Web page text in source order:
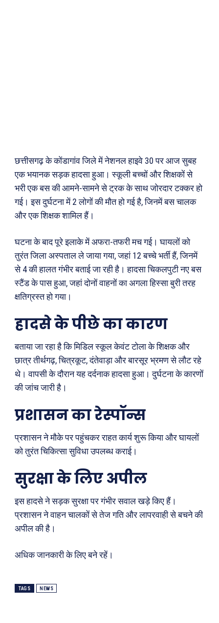
Type here...
छत्तीसगढ़ के कोंडागांव जिले में नेशनल हाइवे 30 पर आज सुबह
एक भयानक सड़क हादसा हुआ। स्कूली बच्चों और शिक्षकों से
भरी एक बस की आमने-सामने से ट्रक के साथ जोरदार टक्कर हो
गई। इस दुर्घटना में 2 लोगों की मौत हो गई है, जिनमें बस चालक
और एक शिक्षक शामिल हैं।
घटना के बाद पूरे इलाके में अफरा-तफरी मच गई। घायलों को
तुरंत जिला अस्पताल ले जाया गया, जहां 12 बच्चे भर्ती हैं, जिनमें
से 4 की हालत गंभीर बताई जा रही है। हादसा चिकलपुटी नए बस
स्टैंड के पास हुआ, जहां दोनों वाहनों का अगला हिस्सा बुरी तरह
क्षतिग्रस्त हो गया।
हादसे के पीछे का कारण
बताया जा रहा है कि मिडिल स्कूल केवंट टोला के शिक्षक और
छात्र तीर्थगढ़, चित्रकूट, दंतेवाड़ा और बारसूर भ्रमण से लौट रहे
थे। वापसी के दौरान यह दर्दनाक हादसा हुआ। दुर्घटना के कारणों
की जांच जारी है।
प्रशासन का रेस्पॉन्स
प्रशासन ने मौके पर पहुंचकर राहत कार्य शुरू किया और घायलों
को तुरंत चिकित्सा सुविधा उपलब्ध कराई।
सुरक्षा के लिए अपील
इस हादसे ने सड़क सुरक्षा पर गंभीर सवाल खड़े किए हैं।
प्रशासन ने वाहन चालकों से तेज गति और लापरवाही से बचने की
अपील की है।
अधिक जानकारी के लिए बने रहें।
TAGS NEWS